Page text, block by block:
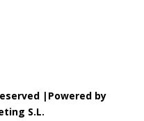
|Powered by
S.L.